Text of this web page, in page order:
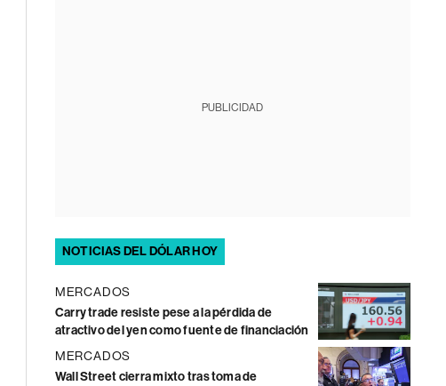
PUBLICIDAD
NOTICIAS DEL DÓLAR HOY
MERCADOS
Carry trade resiste pese a la pérdida de
atractivo del yen como fuente de financiación
MERCADOS
Wall Street cierra mixto tras toma de